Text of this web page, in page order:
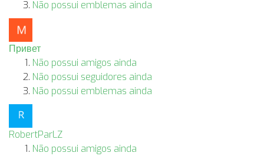
Não possui emblemas ainda
Привет
Não possui amigos ainda
Não possui seguidores ainda
Não possui emblemas ainda
RobertParLZ
Não possui amigos ainda